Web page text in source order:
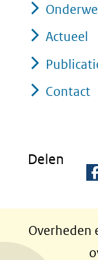
Actueel
Contact
Delen
l
Overheden